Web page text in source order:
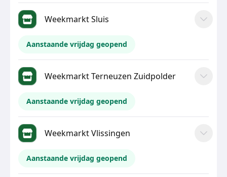
Weekmarkt Sluis
Aanstaande vrijdag geopend
Weekmarkt Terneuzen Zuidpolder
Aanstaande vrijdag geopend
Weekmarkt Vlissingen
Aanstaande vrijdag geopend